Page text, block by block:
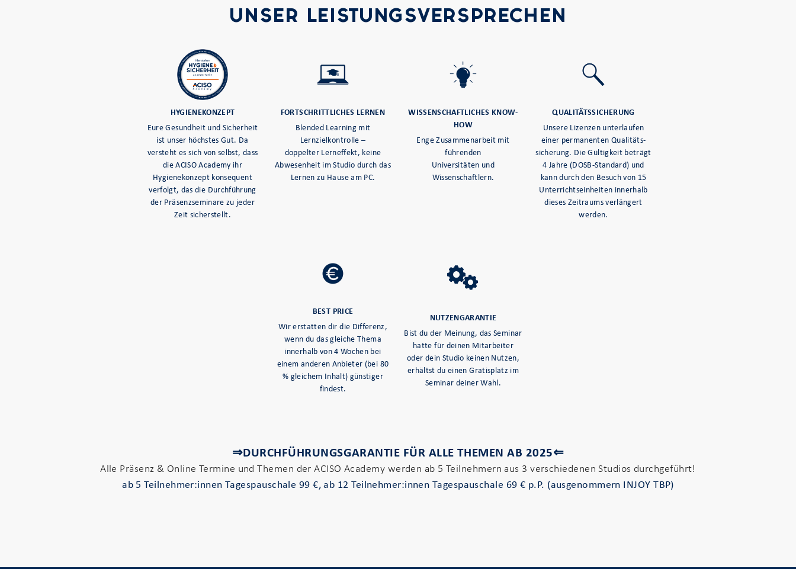
UNSER LEISTUNGSVERSPRECHEN
HYGIENEKONZEPT
Eure Gesundheit und Sicherheit
ist unser höchstes Gut. Da
versteht es sich von selbst, dass
die ACISO Academy ihr
Hygienekonzept konsequent
verfolgt, das die Durchführung
der Präsenzseminare zu jeder
Zeit sicherstellt.
FORTSCHRITTLICHES LERNEN
Blended Learning mit
Lernzielkontrolle –
doppelter Lerneffekt, keine
Abwesenheit im Studio durch das
Lernen zu Hause am PC.
WISSENSCHAFTLICHES KNOW-
HOW
Enge Zusammenarbeit mit
führenden
Universitäten und
Wissenschaftlern.
QUALITÄTSSICHERUNG
Unsere Lizenzen unterlaufen
einer permanenten Qualitäts-
sicherung. Die Gültigkeit beträgt
4 Jahre (DOSB-Standard) und
kann durch den Besuch von 15
Unterrichtseinheiten innerhalb
dieses Zeitraums verlängert
werden.
BEST PRICE
Wir erstatten dir die Differenz,
wenn du das gleiche Thema
innerhalb von 4 Wochen bei
einem anderen Anbieter (bei 80
% gleichem Inhalt) günstiger
findest.
NUTZENGARANTIE
Bist du der Meinung, das Seminar
hatte für deinen Mitarbeiter
oder dein Studio keinen Nutzen,
erhältst du einen Gratisplatz im
Seminar deiner Wahl.
⇒DURCHFÜHRUNGSGARANTIE FÜR ALLE THEMEN AB 2025⇐
Alle Präsenz & Online Termine und Themen der ACISO Academy werden ab 5 Teilnehmern aus 3 verschiedenen Studios durchgeführt!
ab 5 Teilnehmer:innen Tagespauschale 99 €, ab 12 Teilnehmer:innen Tagespauschale 69 € p.P. (ausgenommern INJOY TBP)